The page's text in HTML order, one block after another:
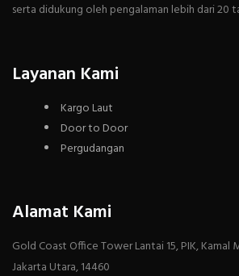
serta didukung oleh pengalaman lebih dari 20
Layanan Kami
Kargo Laut
Door to Door
Pergudangan
Alamat Kami
Gold Coast Office Tower Lantai 15, PIK, Kamal
Jakarta Utara, 14460